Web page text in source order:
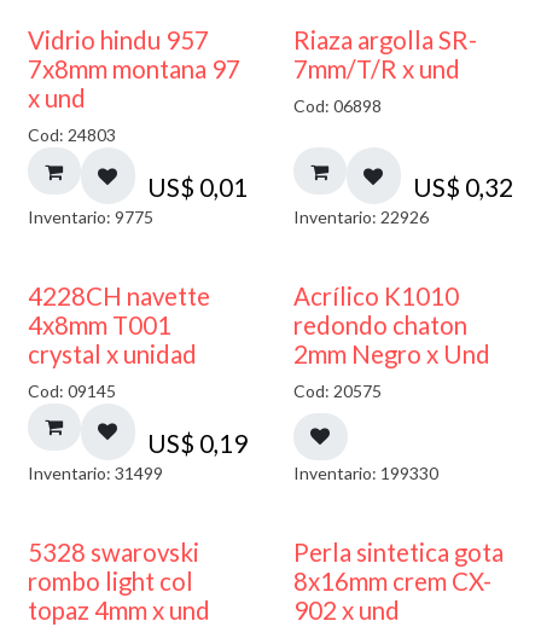
40% DESCUENTO
Vidrio hindu 957
7x8mm montana 97
x und
Cod: 24803
US$ 0,01
Inventario: 9775
Riaza argolla SR-
7mm/T/R x und
Cod: 06898
US$ 0,32
Inventario: 22926
4228CH navette
4x8mm T001
crystal x unidad
Cod: 09145
US$ 0,19
Inventario: 31499
50% DESCUENTO
Acrílico K1010
redondo chaton
2mm Negro x Und
Cod: 20575
Inventario: 199330
5328 swarovski
rombo light col
topaz 4mm x und
Perla sintetica gota
8x16mm crem CX-
902 x und